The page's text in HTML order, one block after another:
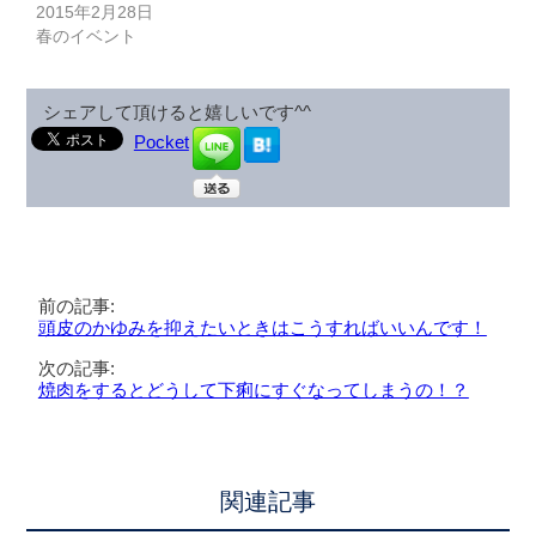
2015年2月28日
春のイベント
シェアして頂けると嬉しいです^^
Pocket
前の記事:
頭皮のかゆみを抑えたいときはこうすればいいんです！
次の記事:
焼肉をするとどうして下痢にすぐなってしまうの！？
関連記事